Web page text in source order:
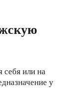
или на
у